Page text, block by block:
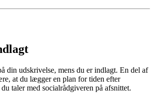
din udskrivelse, mens du er indlagt. En del af
at du lægger en plan for tiden efter
taler med socialrådgiveren på afsnittet.